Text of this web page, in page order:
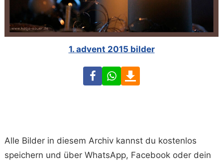
1. advent 2015 bilder
FacebookWhatsApp
Alle Bilder in diesem Archiv kannst du kostenlos
speichern und über WhatsApp, Facebook oder dein